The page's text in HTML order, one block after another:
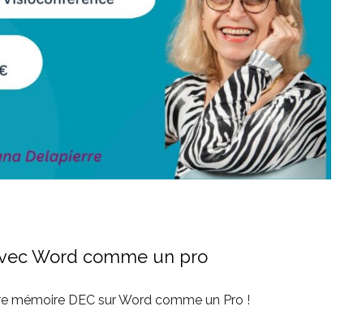
Word comme un pro
mémoire DEC sur Word comme un Pro !